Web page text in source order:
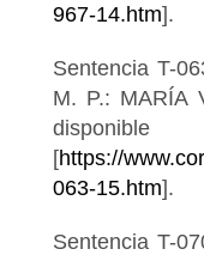
967-14.htm].
Sentencia T-
M. P.: MARÍA
[https://
063-15.htm].
Sentencia T-